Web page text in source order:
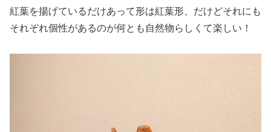
紅葉を揚げているだけあって形は紅葉形、だけどそれにも
それぞれ個性があるのが何とも自然物らしくて楽しい！